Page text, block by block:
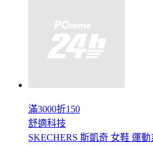
滿3000折150
舒適科技
SKECHERS 斯凱奇 女鞋 運